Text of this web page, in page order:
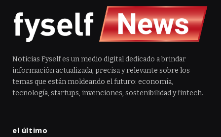
Noticias Fyself es un medio digital dedicado a brindar
información actualizada, precisa y relevante sobre los
temas que están moldeando el futuro: economía,
tecnología, startups, invenciones, sostenibilidad y fintech.
el último